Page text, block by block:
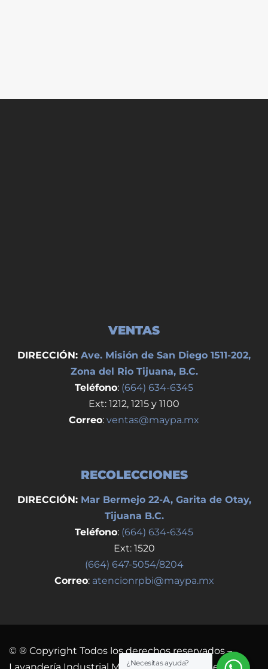
VENTAS
DIRECCIÓN: Ave. Misión de San Diego 1511-202,
Zona del Rio Tijuana, B.C.
Teléfono: (664) 634-6345
Ext: 1212, 1215 y 1100
Correo: ventas@maypa.mx
RECOLECCIONES
DIRECCIÓN: Mar Bermejo 22-A, Garita de Otay,
Tijuana B.C.
Teléfono: (664) 634-6345
Ext: 1520
(664) 647-5054/8204
Correo: atencionrpbi@maypa.mx
© ® Copyright Todos los derechos reservados –
¿Necesitas ayuda?